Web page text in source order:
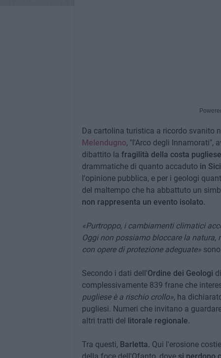
Da cartolina turistica a ricordo svanito
Melendugno, "l'Arco degli Innamorati",
dibattito la fragilità della costa pugliese
drammatiche di quanto accaduto in
l'opinione pubblica, e per i geologi
del maltempo che ha abbattuto un
non rappresenta un evento isolato.
«Purtroppo, i cambiamenti climatici
Oggi non possiamo bloccare la
con opere di protezione adeguate»sono
Secondo i dati dell'Ordine dei Geologi
complessivamente 839 frane che
pugliese è a rischio crollo», ha
pugliesi. Numeri che invitano a
altri tratti del litorale regionale.
Tra questi, Barletta. Qui l'erosione